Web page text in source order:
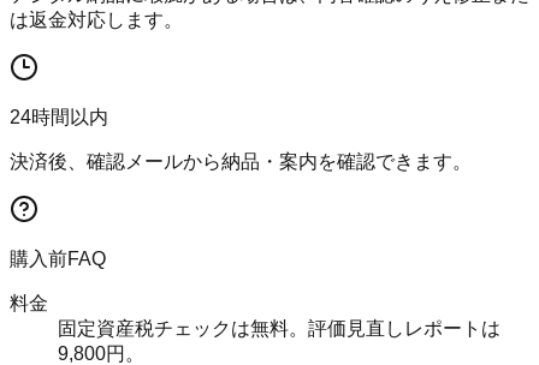
は返金対応します。
24時間以内
決済後、確認メールから納品・案内を確認できます。
購入前FAQ
料金
固定資産税チェックは無料。評価見直しレポートは
9,800円。